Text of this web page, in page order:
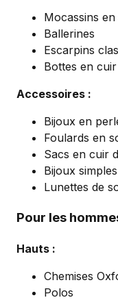
Mocassins
Ballerines
Escarpins
Bottes en
Accessoires :
Bijoux en
Foulards en
Sacs en cuir
Bijoux
Lunettes de
Pour les
Hauts :
Chemises
Polos